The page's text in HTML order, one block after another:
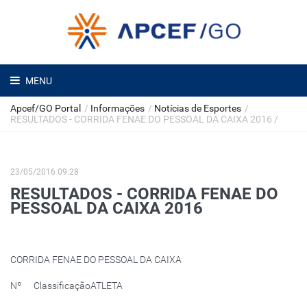
MENU
Apcef/GO Portal / Informações / Notícias de Esportes /
RESULTADOS - CORRIDA FENAE DO PESSOAL DA CAIXA 2016 /
23/05/2016 09:28
RESULTADOS - CORRIDA FENAE DO
PESSOAL DA CAIXA 2016
CORRIDA FENAE DO PESSOAL DA CAIXA
Nº ClassificaçãoATLETA